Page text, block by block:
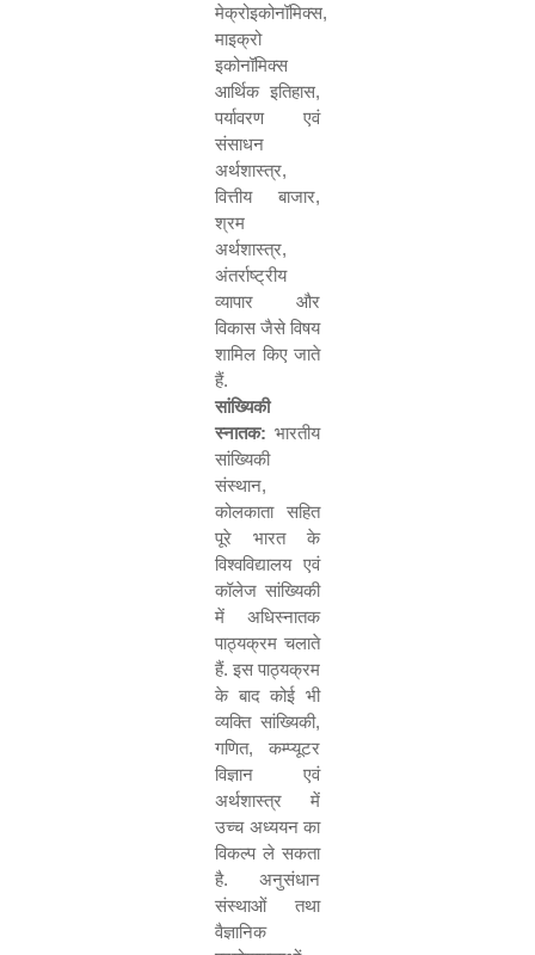
मेक्रोइकोनॉमिक्स,
माइक्रो
इकोनॉमिक्स
आर्थिक इतिहास,
पर्यावरण एवं
संसाधन
अर्थशास्त्र,
वित्तीय बाजार,
श्रम
अर्थशास्त्र,
अंतर्राष्ट्रीय
व्यापार और
विकास जैसे विषय
शामिल किए जाते
हैं.
सांख्यिकी
स्नातक: भारतीय
सांख्यिकी
संस्थान,
कोलकाता सहित
पूरे भारत के
विश्वविद्यालय एवं
कॉलेज सांख्यिकी
में अधिस्नातक
पाठ्यक्रम चलाते
हैं. इस पाठ्यक्रम
के बाद कोई भी
व्यक्ति सांख्यिकी,
गणित, कम्प्यूटर
विज्ञान एवं
अर्थशास्त्र में
उच्च अध्ययन का
विकल्प ले सकता
है. अनुसंधान
संस्थाओं तथा
वैज्ञानिक